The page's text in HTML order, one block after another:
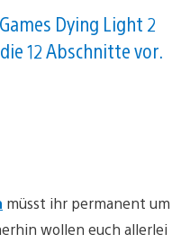
Dying Light 2
12 Abschnitte vor.
müsst ihr permanent um
wollen euch allerlei